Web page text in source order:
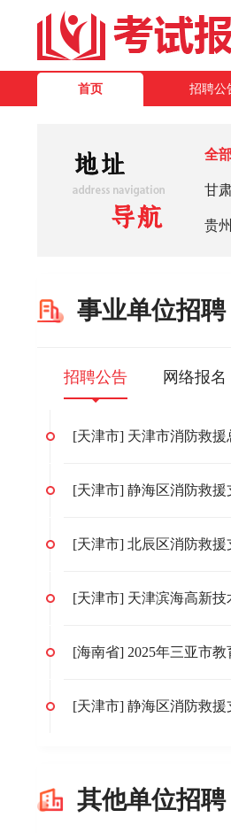
首页 招聘公
全
甘
贵州
事业单位招聘
招聘公告 网络报名
[天津市] 静海区消防救
[天津市] 北辰区消防救
[海南省] 2025年三亚市
[天津市] 静海区消防救
其他单位招聘